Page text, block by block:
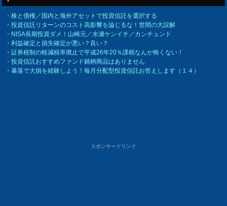
・株と債権／国内と海外アセットで投資信託を選択する
・投資信託リターンのコスト高影響を論じるな！世間の大誤解
・NISA長期投資ダメ！山崎元／水瀬ケンイチ／カンチュンド
・利益確定と損失確定が悪い？良い？
・証券税制の軽減税率廃止で平成26年20％課税なんか怖くない！
・投資信託おすすめファンド銘柄商品はありません
・暴落で大損を経験しよう！毎月分配型投資信託お答えします（１４）
スポンサードリンク